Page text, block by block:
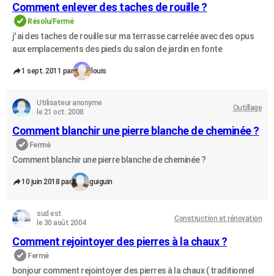
Comment enlever des taches de rouille ?
Résolu/Fermé
j' ai des taches de rouille sur ma terrasse carrelée avec des opus
aux emplacements des pieds du salon de jardin en fonte
1 sept. 2011 par louis
Utilisateur anonyme
le 21 oct. 2008
Outillage
Comment blanchir une pierre blanche de cheminée ?
Fermé
Comment blanchir une pierre blanche de cheminée ?
10 juin 2018 par guiguin
sud est
le 30 août 2004
Construction et rénovation
Comment rejointoyer des pierres à la chaux ?
Fermé
bonjour comment rejointoyer des pierres à la chaux ( traditionnel